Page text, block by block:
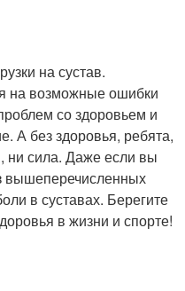
на сустав.
на возможные ошибки
со здоровьем и
А без здоровья, ребята,
сила. Даже если вы
вышеперечисленных
в суставах. Берегите
в жизни и спорте!